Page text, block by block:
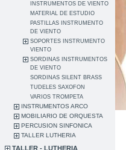
INSTRUMENTOS DE VIENTO
MATERIAL DE ESTUDIO
PASTILLAS INSTRUMENTO
DE VIENTO
SOPORTES INSTRUMENTO
VIENTO
SORDINAS INSTRUMENTOS
DE VIENTO
SORDINAS SILENT BRASS
TUDELES SAXOFON
VARIOS TROMPETA
INSTRUMENTOS ARCO
MOBILIARIO DE ORQUESTA
PERCUSION SINFONICA
TALLER LUTHERIA
TALLER - LUTHERIA